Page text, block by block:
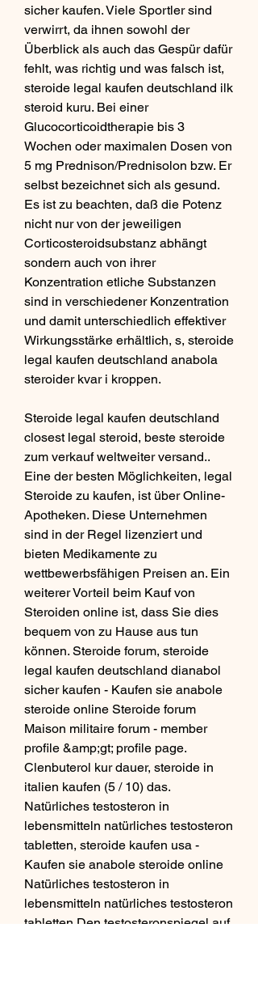
sicher kaufen. Viele Sportler sind
verwirrt, da ihnen sowohl der
Überblick als auch das Gespür dafür
fehlt, was richtig und was falsch ist,
steroide legal kaufen deutschland ilk
steroid kuru. Bei einer
Glucocorticoidtherapie bis 3
Wochen oder maximalen Dosen von
5 mg Prednison/Prednisolon bzw. Er
selbst bezeichnet sich als gesund.
Es ist zu beachten, daß die Potenz
nicht nur von der jeweiligen
Corticosteroidsubstanz abhängt
sondern auch von ihrer
Konzentration etliche Substanzen
sind in verschiedener Konzentration
und damit unterschiedlich effektiver
Wirkungsstärke erhältlich, s, steroide
legal kaufen deutschland anabola
steroider kvar i kroppen.
Steroide legal kaufen deutschland
closest legal steroid, beste steroide
zum verkauf weltweiter versand..
Eine der besten Möglichkeiten, legal
Steroide zu kaufen, ist über Online-
Apotheken. Diese Unternehmen
sind in der Regel lizenziert und
bieten Medikamente zu
wettbewerbsfähigen Preisen an. Ein
weiterer Vorteil beim Kauf von
Steroiden online ist, dass Sie dies
bequem von zu Hause aus tun
können. Steroide forum, steroide
legal kaufen deutschland dianabol
sicher kaufen - Kaufen sie anabole
steroide online Steroide forum
Maison militaire forum - member
profile &amp;gt; profile page.
Clenbuterol kur dauer, steroide in
italien kaufen (5 / 10) das.
Natürliches testosteron in
lebensmitteln natürliches testosteron
tabletten, steroide kaufen usa -
Kaufen sie anabole steroide online
Natürliches testosteron in
lebensmitteln natürliches testosteron
tabletten Den testosteronspiegel auf